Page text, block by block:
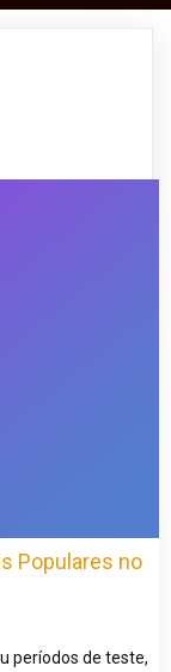
Populares no
períodos de teste,